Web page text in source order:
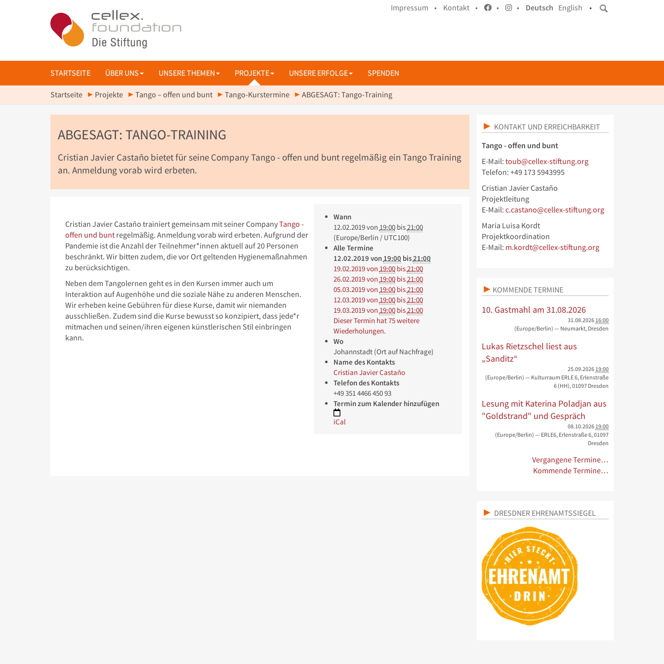
Impressum • Kontakt • • • Deutsch English •
STARTSEITE ÜBER UNS UNSERE THEMEN PROJEKTE UNSERE ERFOLGE SPENDEN
Startseite Projekte Tango – offen und bunt Tango-Kurstermine ABGESAGT: Tango-Training
ABGESAGT: TANGO-TRAINING
Cristian Javier Castaño bietet für seine Company Tango - offen und bunt regelmäßig ein Tango Training
an. Anmeldung vorab wird erbeten.
Wann
12.02.2019von 19:00bis21:00
(Europe/Berlin / UTC100)
Alle Termine
12.02.2019 von 19:00 bis21:00
19.02.2019von 19:00bis21:00
26.02.2019von 19:00bis21:00
05.03.2019von 19:00bis21:00
12.03.2019von 19:00bis21:00
19.03.2019von 19:00bis21:00
Dieser Termin hat 75 weitere
Wiederholungen.
Wo
Johannstadt (Ort auf Nachfrage)
Name des Kontakts
Cristian Javier Castaño
Telefon des Kontakts
+49 351 4466 450 93
Termin zum Kalender hinzufügen
iCal
Cristian Javier Castaño trainiert gemeinsam mit seiner CompanyTango -
offen und bunt regelmäßig. Anmeldung vorab wird erbeten. Aufgrund der
Pandemie ist die Anzahl der Teilnehmer*innen aktuell auf 20 Personen
beschränkt. Wir bitten zudem, die vor Ort geltenden Hygienemaßnahmen
zu berücksichtigen.
Neben dem Tangolernen geht es in den Kursen immer auch um
Interaktion auf Augenhöhe und die soziale Nähe zu anderen Menschen.
Wir erheben keine Gebühren für diese Kurse, damit wir niemanden
ausschließen. Zudem sind die Kurse bewusst so konzipiert, dass jede*r
mitmachen und seinen/ihren eigenen künstlerischen Stil einbringen
kann.
KONTAKT UND ERREICHBARKEIT
Tango - offen und bunt
E-Mail: toub@cellex-stiftung.org
Telefon: +49 173 5943995
Cristian Javier Castaño
Projektleitung
E-Mail: c.castano@cellex-stiftung.org
María Luisa Kordt
Projektkoordination
E-Mail: m.kordt@cellex-stiftung.org
KOMMENDE TERMINE
10. Gastmahl am 31.08.2026
31.08.2026 16:00
(Europe/Berlin) — Neumarkt, Dresden
Lukas Rietzschel liest aus
„Sanditz“
25.09.2026 19:00
(Europe/Berlin) — Kulturraum ERLE 6, Erlenstraße
6 (HH), 01097 Dresden
Lesung mit Katerina Poladjan aus
"Goldstrand" und Gespräch
08.10.2026 19:00
(Europe/Berlin) — ERLE6, Erlenstraße 6, 01097
Dresden
Vergangene Termine…
Kommende Termine…
DRESDNER EHRENAMTSSIEGEL